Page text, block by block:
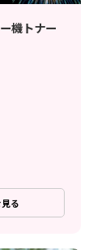
機トナー
る